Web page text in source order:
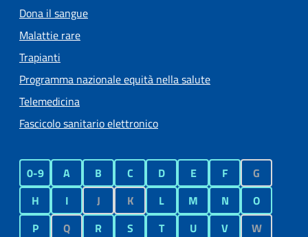
Dona il sangue
Malattie rare
Trapianti
Programma nazionale equità nella salute
Telemedicina
Fascicolo sanitario elettronico
0-9 A B C D E F
G
H
I J K L M N
O
P
Q R S T U V
W